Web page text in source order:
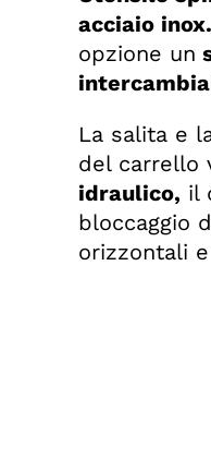
acciaio inox.
opzione un
La salita e
del carrello
idraulico, il
bloccaggio
orizzontali